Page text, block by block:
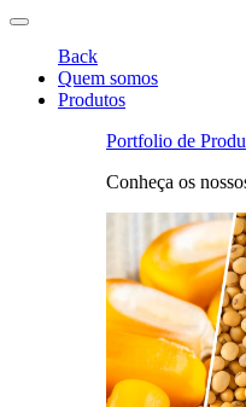
Back
Quem somos
Produtos
Portfolio de
Conheça os